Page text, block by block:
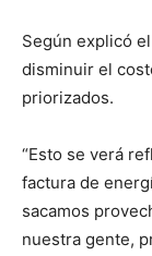
Según explicó
disminuir el
priorizados.
“Esto se verá
factura de
sacamos
nuestra gente,